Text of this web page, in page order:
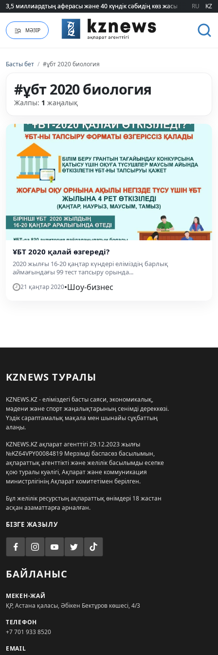
3,5 миллиардтың аферасы және 40 күндік сәбидің көз жасы:
3,5 миллиардтың аферасы және 40 күндік сәбидің көз жасы: RU KZ
МӘЗІР
Басты бет / #ұбт 2020 биология
#ұбт 2020 биология
Жалпы: 1 жаңалық
ҰБТ 2020 қалай өзгереді?
2020 жылғы 16-20 қаңтар күндері еліміздің барлық
аймағындағы 99 тест тапсыру орында...
21 қаңтар 2020•Шоу-бизнес
KZNEWS ТУРАЛЫ
KZNEWS.KZ - еліміздегі басты саяси, экономикалық,
мәдени және спорт жаңалықтарының сенімді дереккөзі.
Үздік сараптамалық мақала мен шынайы сұқбаттың
алаңы.
KZNEWS.KZ ақпарат агенттігі 29.12.2023 жылғы
№KZ64VPY00084819 Мерзімді баспасөз басылымын,
ақпараттық агенттікті және желілік басылымды есепке
қою туралы куәлігі, Ақпарат және коммуникация
министрлігінің Ақпарат комитетімен берілген.
Бұл желілік ресурстың ақпараттық өнімдері 18 жастан
асқан азаматтарға арналған.
БІЗГЕ ЖАЗЫЛУ
БАЙЛАНЫС
МЕКЕН-ЖАЙ
ҚР, Астана қаласы, Әбікен Бектұров көшесі, 4/3
ТЕЛЕФОН
+7 701 933 8520
EMAIL